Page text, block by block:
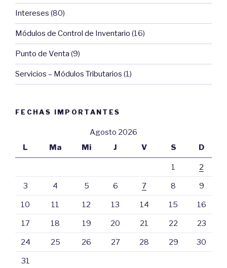
Intereses (80)
Módulos de Control de Inventario (16)
Punto de Venta (9)
Servicios – Módulos Tributarios (1)
FECHAS IMPORTANTES
Agosto 2026
L
Ma Mi J V S D
1 2
3 4 5 6 7 8 9
10 11 12 13 14 15 16
17 18 19 20 21 22 23
24 25 26 27 28 29 30
31